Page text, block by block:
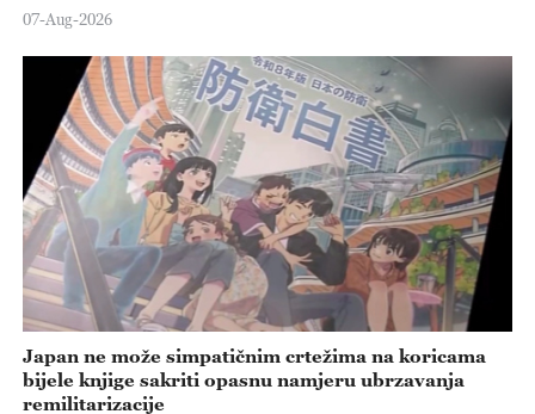
07-Aug-2026
Japan ne može simpatičnim crtežima na koricama
bijele knjige sakriti opasnu namjeru ubrzavanja
remilitarizacije